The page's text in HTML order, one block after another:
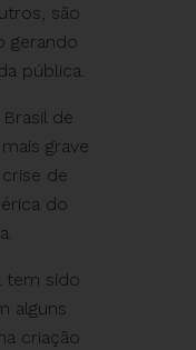
são
gerando
pública.
de
grave
de
do
tem sido
alguns
criação